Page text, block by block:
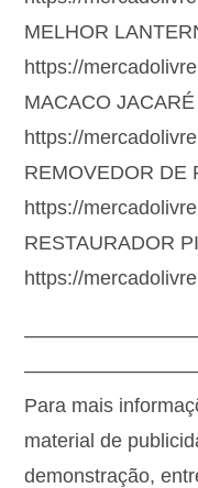
MELHOR
https://
MACACO
https://
REMOVEDOR DE
https://
RESTAURADOR
https://
Para mais
material de
demonstração,